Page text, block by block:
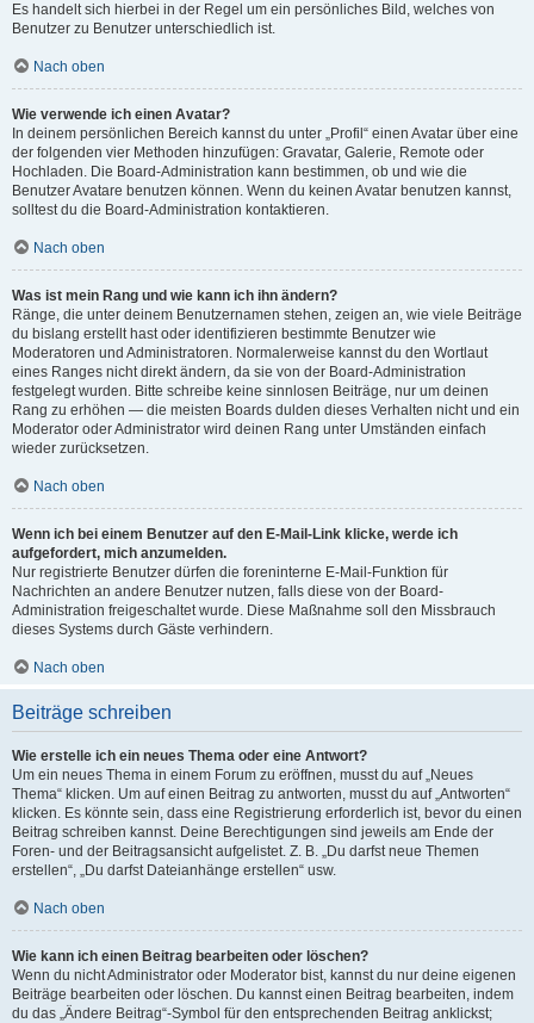
Es handelt sich hierbei in der Regel um ein persönliches Bild, welches von
Benutzer zu Benutzer unterschiedlich ist.
Nach oben
Wie verwende ich einen Avatar?
In deinem persönlichen Bereich kannst du unter „Profil“ einen Avatar über eine
der folgenden vier Methoden hinzufügen: Gravatar, Galerie, Remote oder
Hochladen. Die Board-Administration kann bestimmen, ob und wie die
Benutzer Avatare benutzen können. Wenn du keinen Avatar benutzen kannst,
solltest du die Board-Administration kontaktieren.
Nach oben
Was ist mein Rang und wie kann ich ihn ändern?
Ränge, die unter deinem Benutzernamen stehen, zeigen an, wie viele Beiträge
du bislang erstellt hast oder identifizieren bestimmte Benutzer wie
Moderatoren und Administratoren. Normalerweise kannst du den Wortlaut
eines Ranges nicht direkt ändern, da sie von der Board-Administration
festgelegt wurden. Bitte schreibe keine sinnlosen Beiträge, nur um deinen
Rang zu erhöhen — die meisten Boards dulden dieses Verhalten nicht und ein
Moderator oder Administrator wird deinen Rang unter Umständen einfach
wieder zurücksetzen.
Nach oben
Wenn ich bei einem Benutzer auf den E-Mail-Link klicke, werde ich
aufgefordert, mich anzumelden.
Nur registrierte Benutzer dürfen die foreninterne E-Mail-Funktion für
Nachrichten an andere Benutzer nutzen, falls diese von der Board-
Administration freigeschaltet wurde. Diese Maßnahme soll den Missbrauch
dieses Systems durch Gäste verhindern.
Nach oben
Beiträge schreiben
Wie erstelle ich ein neues Thema oder eine Antwort?
Um ein neues Thema in einem Forum zu eröffnen, musst du auf „Neues
Thema“ klicken. Um auf einen Beitrag zu antworten, musst du auf „Antworten“
klicken. Es könnte sein, dass eine Registrierung erforderlich ist, bevor du einen
Beitrag schreiben kannst. Deine Berechtigungen sind jeweils am Ende der
Foren- und der Beitragsansicht aufgelistet. Z. B. „Du darfst neue Themen
erstellen“, „Du darfst Dateianhänge erstellen“ usw.
Nach oben
Wie kann ich einen Beitrag bearbeiten oder löschen?
Wenn du nicht Administrator oder Moderator bist, kannst du nur deine eigenen
Beiträge bearbeiten oder löschen. Du kannst einen Beitrag bearbeiten, indem
du das „Ändere Beitrag“-Symbol für den entsprechenden Beitrag anklickst;